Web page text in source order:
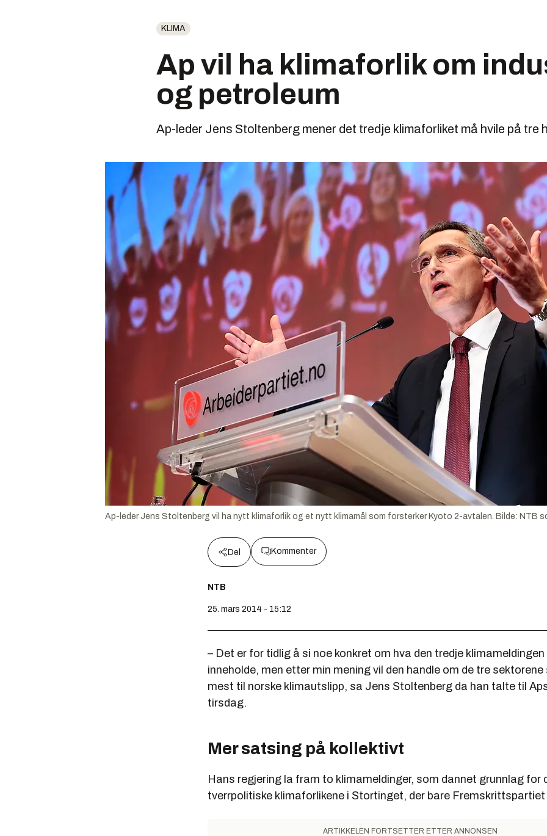
KLIMA
Ap vil ha klimaforlik om
og petroleum
Ap-leder Jens Stoltenberg mener det tredje klimaforliket må hvile på tre
Ap-leder Jens Stoltenberg vil ha nytt klimaforlik og et nytt klimamål som forsterker Kyoto 2-avtalen. Bilde: NTB
Del Kommenter
NTB
25. mars 2014 - 15:12
– Det er for tidlig å si noe konkret om hva den tredje
inneholde, men etter min mening vil den handle om de tre
mest til norske klimautslipp, sa Jens Stoltenberg da han talte til
tirsdag.
Mer satsing på kollektivt
Hans regjering la fram to klimameldinger, som dannet grunnlag for
tverrpolitiske klimaforlikene i Stortinget, der bare
ARTIKKELEN FORTSETTER ETTER ANNONSEN